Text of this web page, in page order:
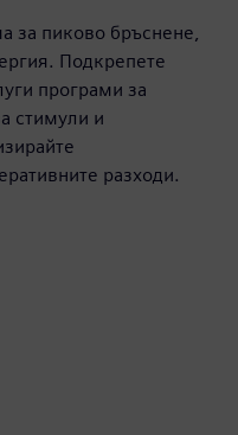
за пиково бръснене,
Подкрепете
програми за
стимули и
разходи.